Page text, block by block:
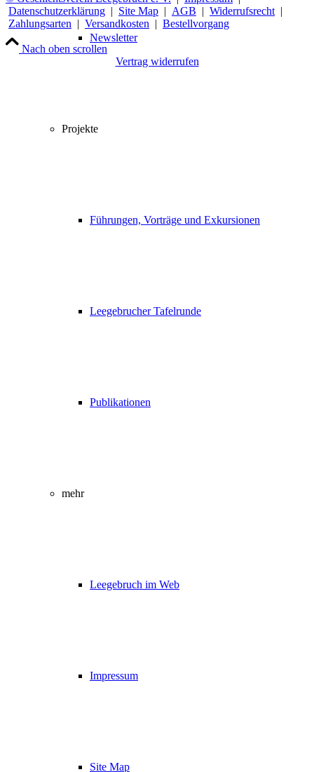
Newsletter
Projekte
Führungen, Vorträge und Exkursionen
Leegebrucher Tafelrunde
Publikationen
mehr
Leegebruch im Web
Impressum
Site Map
Datenschutzerklärung | Site Map | AGB | Widerrufsrecht |
Zahlungsarten | Versandkosten | Bestellvorgang
Nach oben scrollen
Vertrag widerrufen